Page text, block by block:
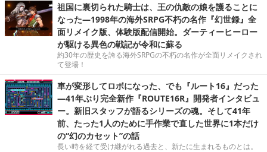
祖国に裏切られた騎士は、王の仇敵の娘を護ることに
なった―1998年の海外SRPG不朽の名作『幻世録』全
面リメイク版、体験版配信開始。ダーティーヒーロー
が駆ける異色の戦記が令和に蘇る
約30年の歴史を誇る海外SRPGの不朽の名作が全面リメイクされ
て登場！
車が変形してロボになった、でも『ルート16』だった
―41年ぶり完全新作『ROUTE16R』開発者インタビュ
ー。新旧スタッフが語るシリーズの魂。そして41年
前、たった1人のために手作業で直した世界に1本だけ
の“幻のカセット”の話
長い時を経て受け継がれる過去と、新たに生まれるものとは。